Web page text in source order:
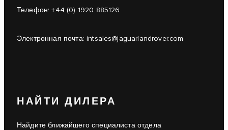
Телефон:+44 (0) 1920 885126
Электронная почта:intsales@jaguarlandrover.com
НАЙТИ ДИЛЕРА
Найдите ближайшего специалиста отдела